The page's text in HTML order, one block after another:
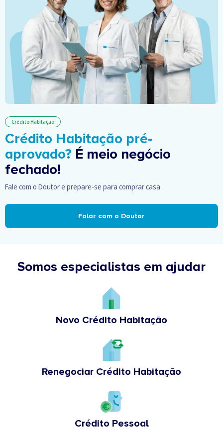
Crédito Habitação
Crédito Habitação pré-
aprovado? É meio negócio
fechado!
Fale com o Doutor e prepare-se para comprar casa
Falar com o Doutor
Somos especialistas em ajudar
Novo Crédito Habitação
Renegociar Crédito Habitação
Crédito Pessoal